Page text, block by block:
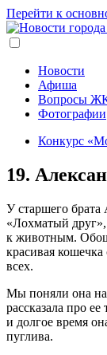
Перейти к
Новости
Афиша
Вопросы
Фотографии
Конкурс
19.
У старшего брата
«Лохматый друг»,
к животным.
красивая
всех.
Мы поняли она
рассказала про
и долгое время
пуглива.